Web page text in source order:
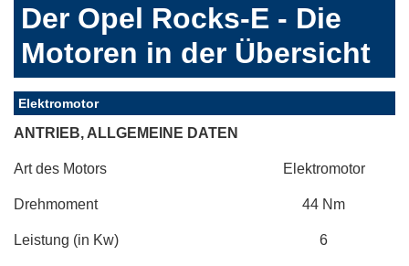
Der Opel Rocks-E - Die
Motoren in der Übersicht
Elektromotor
ANTRIEB, ALLGEMEINE DATEN
Art des Motors Elektromotor
Drehmoment 44 Nm
Leistung (in Kw) 6